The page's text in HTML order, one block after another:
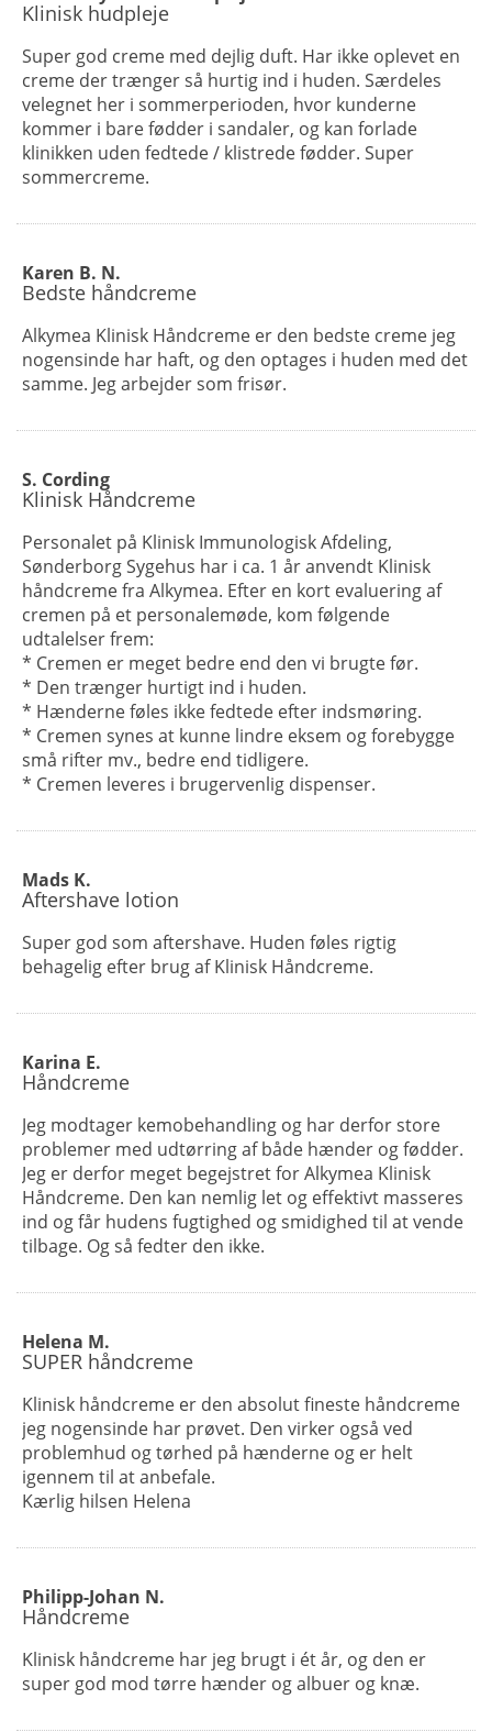
Klinisk hudpleje
Super god creme med dejlig duft. Har ikke oplevet en
creme der trænger så hurtig ind i huden. Særdeles
velegnet her i sommerperioden, hvor kunderne
kommer i bare fødder i sandaler, og kan forlade
klinikken uden fedtede / klistrede fødder. Super
sommercreme.
Karen B. N.
Bedste håndcreme
Alkymea Klinisk Håndcreme er den bedste creme jeg
nogensinde har haft, og den optages i huden med det
samme. Jeg arbejder som frisør.
S. Cording
Klinisk Håndcreme
Personalet på Klinisk Immunologisk Afdeling,
Sønderborg Sygehus har i ca. 1 år anvendt Klinisk
håndcreme fra Alkymea. Efter en kort evaluering af
cremen på et personalemøde, kom følgende
udtalelser frem:
* Cremen er meget bedre end den vi brugte før.
* Den trænger hurtigt ind i huden.
* Hænderne føles ikke fedtede efter indsmøring.
* Cremen synes at kunne lindre eksem og forebygge
små rifter mv., bedre end tidligere.
* Cremen leveres i brugervenlig dispenser.
Mads K.
Aftershave lotion
Super god som aftershave. Huden føles rigtig
behagelig efter brug af Klinisk Håndcreme.
Karina E.
Håndcreme
Jeg modtager kemobehandling og har derfor store
problemer med udtørring af både hænder og fødder.
Jeg er derfor meget begejstret for Alkymea Klinisk
Håndcreme. Den kan nemlig let og effektivt masseres
ind og får hudens fugtighed og smidighed til at vende
tilbage. Og så fedter den ikke.
Helena M.
SUPER håndcreme
Klinisk håndcreme er den absolut fineste håndcreme
jeg nogensinde har prøvet. Den virker også ved
problemhud og tørhed på hænderne og er helt
igennem til at anbefale.
Kærlig hilsen Helena
Philipp-Johan N.
Håndcreme
Klinisk håndcreme har jeg brugt i ét år, og den er
super god mod tørre hænder og albuer og knæ.